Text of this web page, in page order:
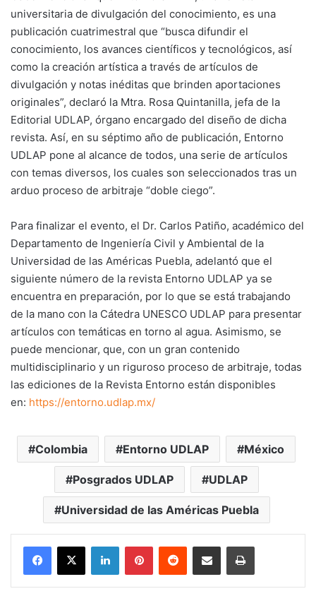
universitaria de divulgación del conocimiento, es una
publicación cuatrimestral que “busca difundir el
conocimiento, los avances científicos y tecnológicos, así
como la creación artística a través de artículos de
divulgación y notas inéditas que brinden aportaciones
originales”, declaró la Mtra. Rosa Quintanilla, jefa de la
Editorial UDLAP, órgano encargado del diseño de dicha
revista. Así, en su séptimo año de publicación, Entorno
UDLAP pone al alcance de todos, una serie de artículos
con temas diversos, los cuales son seleccionados tras un
arduo proceso de arbitraje “doble ciego”.
Para finalizar el evento, el Dr. Carlos Patiño, académico del
Departamento de Ingeniería Civil y Ambiental de la
Universidad de las Américas Puebla, adelantó que el
siguiente número de la revista Entorno UDLAP ya se
encuentra en preparación, por lo que se está trabajando
de la mano con la Cátedra UNESCO UDLAP para presentar
artículos con temáticas en torno al agua. Asimismo, se
puede mencionar, que, con un gran contenido
multidisciplinario y un riguroso proceso de arbitraje, todas
las ediciones de la Revista Entorno están disponibles
en: https://entorno.udlap.mx/
Colombia Entorno UDLAP México
Posgrados UDLAP UDLAP
Universidad de las Américas Puebla
LinkedInPinterestReddit Share via Email Print